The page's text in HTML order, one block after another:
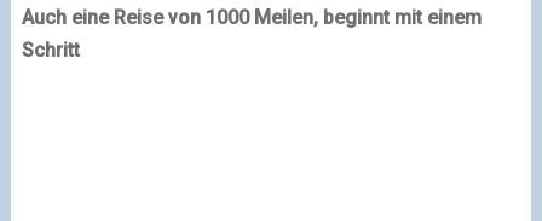
Auch eine Reise von 1000 Meilen, beginnt mit einem
Schritt